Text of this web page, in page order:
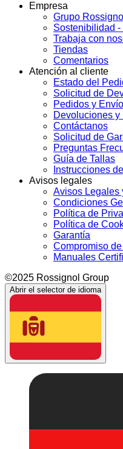
Empresa
Grupo Rossignol
Sostenibilidad
Trabaja con
Tiendas
Comentarios
Atención al cliente
Estado del
Solicitud de
Pedidos y Envío
Devoluciones
Contáctanos
Solicitud de
Preguntas
Guía de Tallas
Instrucciones
Avisos legales
Avisos Legales
Condiciones
Política de
Política de
Garantía
Compromiso
Manuales
©2025 Rossignol Group
Abrir el selector de idioma